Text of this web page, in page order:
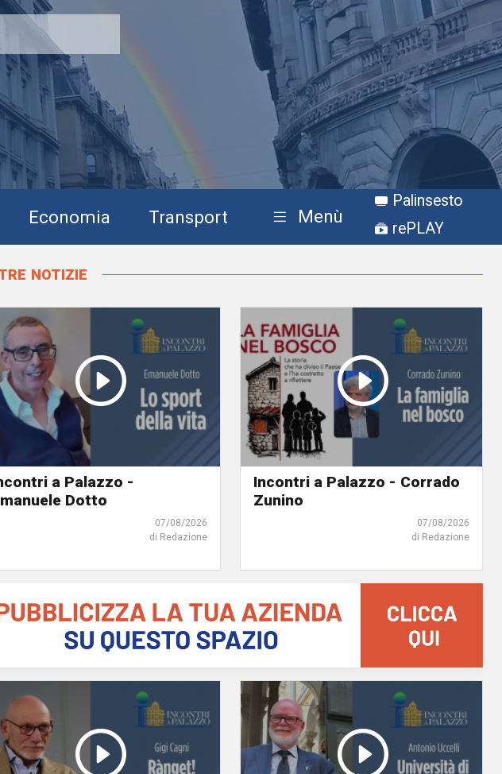
Economia Transport Menù
Palinsesto
rePLAY
notizie
a Palazzo -
Dotto
07/08/2026
di Redazione
Incontri a Palazzo - Corrado
Zunino
07/08/2026
di Redazione